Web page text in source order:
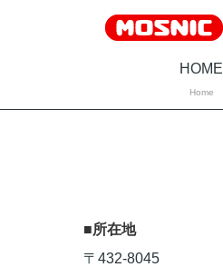
HOME
Home
■所在地
〒432-8045